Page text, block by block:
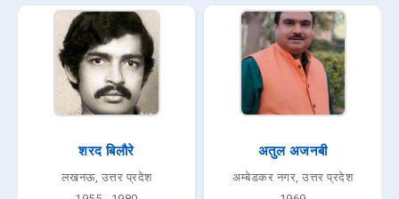
शरद बिलाैरे
लखनऊ, उत्तर प्रदेश
अतुल अजनबी
अम्बेडकर नगर, उत्तर प्रदेश